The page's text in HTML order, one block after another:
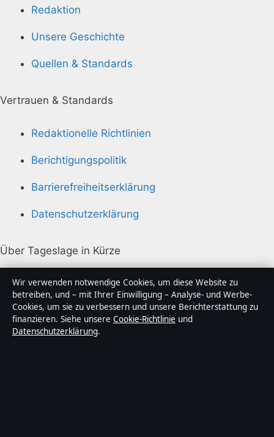
Redaktion
Unsere Geschichte
Quellen & Standards
Vertrauen & Standards
Redaktionelle Richtlinien
Berichtigungspolitik
Barrierefreiheitserklärung
Datenschutzerklärung
Über Tageslage in Kürze
Tageslage ist ein unabhängiger digitaler
Nachrichtenanbieter mit Fokus auf Politik, Wirtschaft,
Technik und Gesellschaft in Deutschland. Jeder Artikel
trägt eine Byline, wird von einem Redakteur geprüft
und vor der Veröffentlichung faktengecheckt.
Wir verwenden notwendige Cookies, um diese Website zu
betreiben, und – mit Ihrer Einwilligung – Analyse- und Werbe-
Cookies, um sie zu verbessern und unsere Berichterstattung zu
finanzieren. Siehe unsere Cookie-Richtlinie und
Datenschutzerklärung.